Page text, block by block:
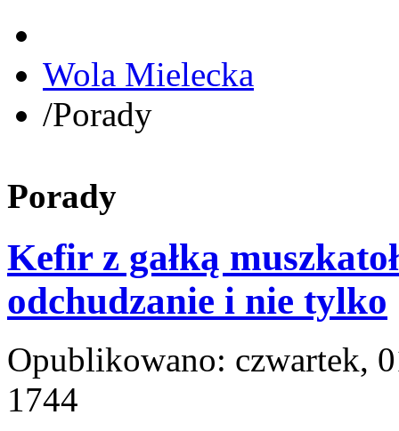
Wola Mielecka
/Porady
Porady
Kefir z gałką
odchudzanie i nie tylko
Opublikowano: czwartek,
1744